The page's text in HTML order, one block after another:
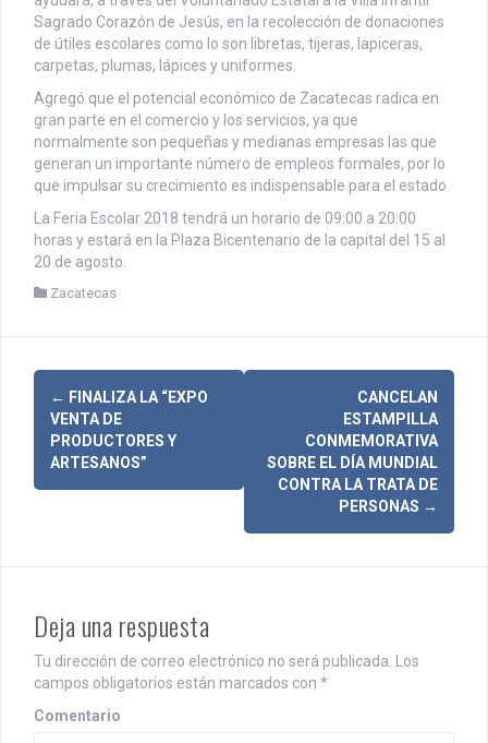
Sagrado Corazón de Jesús, en la recolección de donaciones
de útiles escolares como lo son libretas, tijeras, lapiceras,
carpetas, plumas, lápices y uniformes.
Agregó que el potencial económico de Zacatecas radica en
gran parte en el comercio y los servicios, ya que
normalmente son pequeñas y medianas empresas las que
generan un importante número de empleos formales, por lo
que impulsar su crecimiento es indispensable para el estado.
La Feria Escolar 2018 tendrá un horario de 09:00 a 20:00
horas y estará en la Plaza Bicentenario de la capital del 15 al
20 de agosto.
Zacatecas
N
v
c
i
ó
← FINALIZA LA “EXPO
VENTA DE
PRODUCTORES Y
ARTESANOS”
CANCELAN
ESTAMPILLA
CONMEMORATIVA
SOBRE EL DÍA MUNDIAL
CONTRA LA TRATA DE
PERSONAS →
Deja una respuesta
Tu dirección de correo electrónico no será publicada.
Los
campos obligatorios están marcados con *
Comentario